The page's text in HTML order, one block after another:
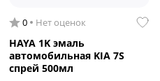
0 Нет оценок
HAYA 1K эмаль
автомобильная KIA 7S
спрей 500мл